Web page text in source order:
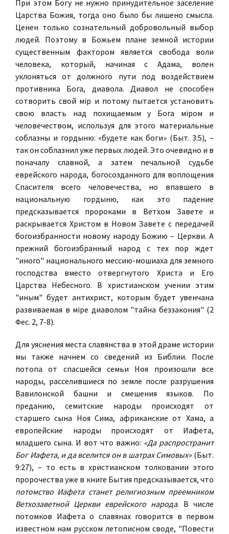
При этом Богу не нужно принудительное заселение
Царства Божия, тогда оно было бы лишено смысла.
Ценен только сознательный добровольный выбор
людей. Поэтому в Божьем плане земной истории
существенным фактором является свобода воли
человека, который, начиная с Адама, волен
уклоняться от должного пути под воздействием
противника Бога, диавола. Диавол не способен
сотворить свой мiр и потому пытается установить
свою власть над похищаемым у Бога мiром и
человечеством, используя для этого материальные
соблазны и гордыню: «будете как боги» (Быт. 3:5), –
так он соблазнил уже первых людей. Это очевидно и в
поначалу славной, а затем печальной судьбе
еврейского народа, богосозданного для воплощения
Спасителя всего человечества, но впавшего в
национальную гордыню, как это падение
предсказывается пророками в Ветхом Завете и
раскрывается Христом в Новом Завете с передачей
богоизбранности новому народу Божию – Церкви. А
прежний богоизбранный народ с тех пор ждет
"иного" национального мессию-мошиаха для земного
господства вместо отвергнутого Христа и Его
Царства Небесного. В христианском учении этим
"иным" будет антихрист, которым будет увенчана
развиваемая в мiре диаволом "тайна беззакония" (2
Фес. 2, 7-8).
Для уяснения места славянства в этой драме истории
мы также начнем со сведений из Библии. После
потопа от спасшейся семьи Ноя произошли все
народы, расселившиеся по земле после разрушения
Вавилонской башни и смешения языков. По
преданию, семитские народы происходят от
старшего сына Ноя Сима, африканские от Хама, а
европейские народы происходят от Иафета,
младшего сына. И вот что важно: «Да распространит
Бог Иафета, и да вселится он в шатрах Симовых»(Быт.
9:27), – то есть в христианском толковании этого
пророчества уже в книге Бытия предсказывается, что
потомство Иафета станет религиозным преемником
Ветхозаветной Церкви еврейского народа. В числе
потомков Иафета о славянах говорится в первом
известном нам русском летописном своде, "Повести